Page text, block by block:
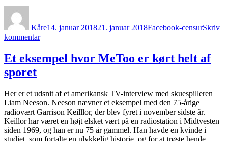
Kåre14. januar 201821. januar 2018Facebook-censurSkriv
kommentartil
du
opslag,
der
blev
ramt
af
censur
Et eksempel hvor MeToo er kørt helt af
sporet
Her er et udsnit af et amerikansk TV-interview med skuespilleren
Liam Neeson. Neeson nævner et eksempel med den 75-årige
radiovært Garrison Keilllor, der blev fyret i november sidste år.
Keillor har været en højt elsket vært på en radiostation i Midtvesten
siden 1969, og han er nu 75 år gammel. Han havde en kvinde i
studiet, som fortalte en ulykkelig historie, og for at trøste hende,